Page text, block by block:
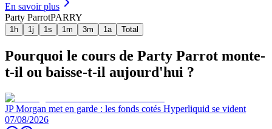
En savoir plus
Party ParrotPARRY
1h 1j 1s 1m 3m 1a Total
Pourquoi le cours de Party Parrot monte-
t-il ou baisse-t-il aujourd'hui ?
JP Morgan met en garde : les fonds cotés Hyperliquid se vident
07/08/2026